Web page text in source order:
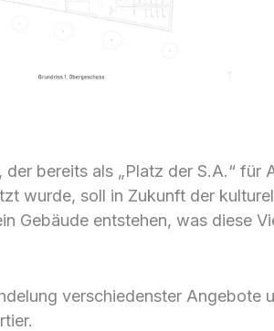
der bereits als „Platz der S.A.“
wurde, soll in Zukunft der
Gebäude entstehen, was diese
verschiedenster Angebote